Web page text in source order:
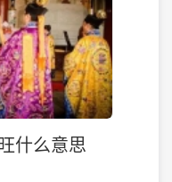
什么意思